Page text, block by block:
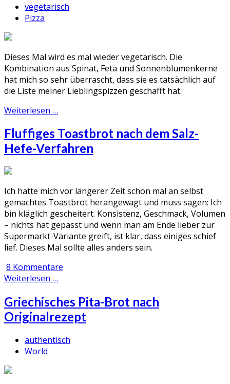
vegetarisch
Pizza
Dieses Mal wird es mal wieder vegetarisch. Die
Kombination aus Spinat, Feta und Sonnenblumenkerne
hat mich so sehr überrascht, dass sie es tatsächlich auf
die Liste meiner Lieblingspizzen geschafft hat.
Weiterlesen …
Fluffiges Toastbrot nach dem Salz-
Hefe-Verfahren
Ich hatte mich vor längerer Zeit schon mal an selbst
gemachtes Toastbrot herangewagt und muss sagen: Ich
bin kläglich gescheitert. Konsistenz, Geschmack, Volumen
– nichts hat gepasst und wenn man am Ende lieber zur
Supermarkt-Variante greift, ist klar, dass einiges schief
lief. Dieses Mal sollte alles anders sein.
8 Kommentare
Weiterlesen …
Griechisches Pita-Brot nach
Originalrezept
authentisch
World